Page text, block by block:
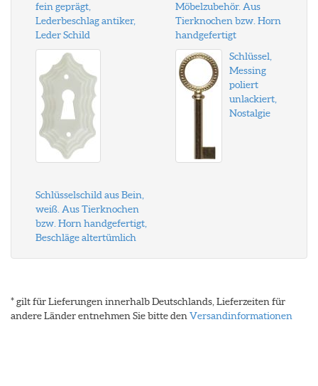
fein geprägt,
Lederbeschlag antiker,
Leder Schild
Möbelzubehör. Aus
Tierknochen bzw. Horn
handgefertigt
Schlüsselschild aus Bein,
weiß. Aus Tierknochen
bzw. Horn handgefertigt,
Beschläge altertümlich
Schlüssel,
Messing
poliert
unlackiert,
Nostalgie
* gilt für Lieferungen innerhalb Deutschlands, Lieferzeiten für
andere Länder entnehmen Sie bitte den Versandinformationen